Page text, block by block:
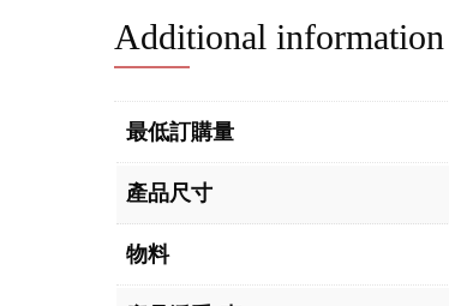
Additional information
最低訂購量
產品尺寸
物料